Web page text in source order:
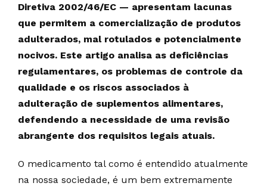
Diretiva 2002/46/EC — apresentam lacunas
que permitem a comercialização de produtos
adulterados, mal rotulados e potencialmente
nocivos. Este artigo analisa as deficiências
regulamentares, os problemas de controle da
qualidade e os riscos associados à
adulteração de suplementos alimentares,
defendendo a necessidade de uma revisão
abrangente dos requisitos legais atuais.
O medicamento tal como é entendido atualmente
na nossa sociedade, é um bem extremamente